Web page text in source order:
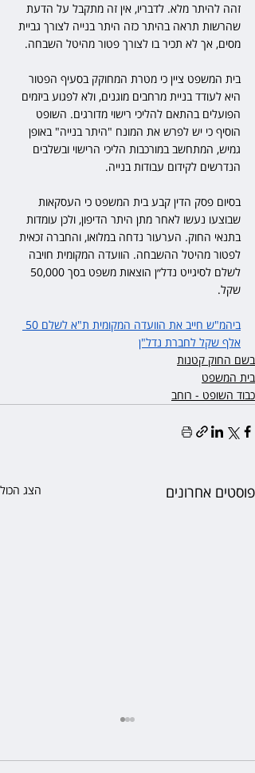
זהה להיתר מלא. לדבריו, אין זה מתקבל על הדעת
שהרשות תראה בהיתר כזה היתר בנייה לצורך גביית
מסים, אך לא תכיר בו לצורך פטור מהיטל השבחה.
בית המשפט ציין כי מטרת המחוקק בסעיף הפטור
היא לעודד בניית מרחבים מוגנים, ולא לפגוע ביזמים
הפועלים בהתאם להליכי רישוי מדורגים. השופט
הוסיף כי יש לפרש את המונח "היתר בנייה" באופן
גמיש, המתחשב במורכבות הליכי הרישוי ובשלבים
הנדרשים לקידום עבודות בנייה.
בסיום פסק הדין קבע בית המשפט כי העסקאות
שבוצעו נעשו לאחר מתן היתר הדיפון, ולכן עומדות
בתנאי החוק. הערעור נדחה במלואו, והחברה זכאית
לפטור מהיטל ההשבחה. הוועדה המקומית חויבה
שקל.
אלף שקל לחברת נדל"ן
בשם החוק קטנות
בית המשפט
כבוד השופט - רוחב
פוסטים אחרונים הצג הכול